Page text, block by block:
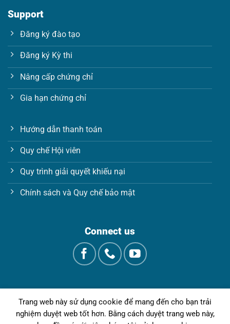
Support
Đăng ký đào tạo
Đăng ký Kỳ thi
Nâng cấp chứng chỉ
Gia hạn chứng chỉ
Hướng dẫn thanh toán
Quy chế Hội viên
Quy trình giải quyết khiếu nại
Chính sách và Quy chế bảo mật
Connect us
Trang web này sử dụng cookie để mang đến cho bạn trải
nghiệm duyệt web tốt hơn. Bằng cách duyệt trang web này,